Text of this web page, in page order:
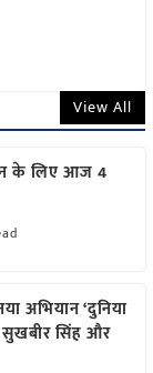
View All
के लिए आज 4
अभियान ‘दुनिया
सुखबीर सिंह और